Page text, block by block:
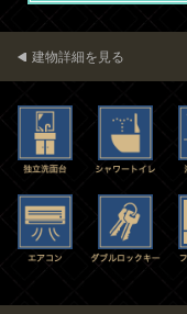
建物詳細を見る